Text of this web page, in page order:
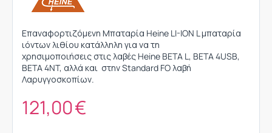
Επαναφορτιζόμενη Μπαταρία Heine LI-ION L μπαταρία
ιόντων λιθίου κατάλληλη για να τη
χρησιμοποιήσεις στις λαβές Heine BETA L, BETA 4USB,
BETA 4NT, αλλά και στην Standard FO λαβή
Λαρυγγοσκοπίων.
121,00€